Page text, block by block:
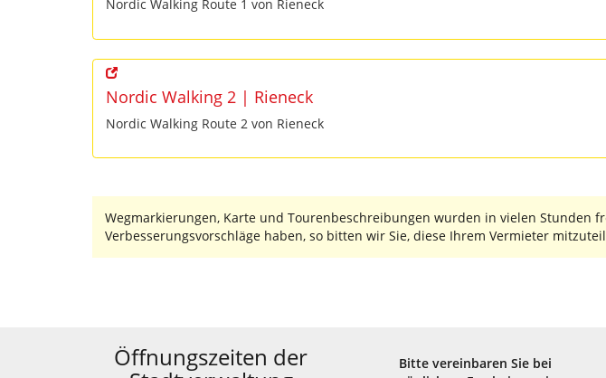
Nordic Walking Route 1 von Rieneck
Nordic Walking 2 | Rieneck
Nordic Walking Route 2 von Rieneck
Wegmarkierungen, Karte und Tourenbeschreibungen wurden in vielen Stunden
Verbesserungsvorschläge haben, so bitten wir Sie, diese Ihrem Vermieter
Öffnungszeiten der
Bitte vereinbaren Sie bei